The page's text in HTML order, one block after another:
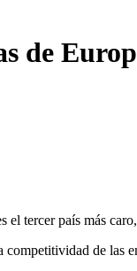
de
tercer país más
de las